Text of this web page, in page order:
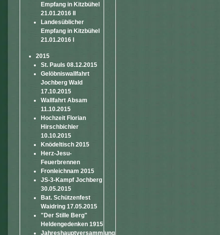
Empfang in Kitzbühel
21.01.2016 II
Landesüblicher
Empfang in Kitzbühel
21.01.2016 I
2015
St. Pauls 08.12.2015
Gelöbniswallfahrt
Jochberg Wald
17.10.2015
Wallfahrt Absam
11.10.2015
Hochzeit Florian
Hirschbichler
10.10.2015
Knödeltisch 2015
Herz-Jesu-
Feuerbrennen
Fronleichnam 2015
JS-3-Kampf Jochberg
30.05.2015
Bat. Schützenfest
Waidring 17.05.2015
"Der Stille Berg"
Heldengedenken 1915
Jahreshauptversammlung